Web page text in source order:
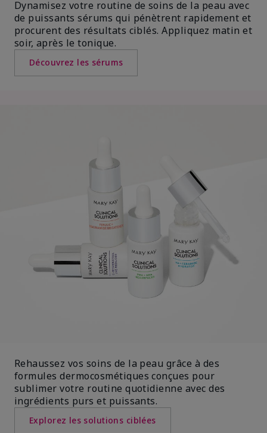
Dynamisez votre routine de soins de la peau avec
de puissants sérums qui pénètrent rapidement et
procurent des résultats ciblés. Appliquez matin et
soir, après le tonique.
Découvrez les sérums
Rehaussez vos soins de la peau grâce à des
formules dermocosmétiques conçues pour
sublimer votre routine quotidienne avec des
ingrédients purs et puissants.
Explorez les solutions ciblées